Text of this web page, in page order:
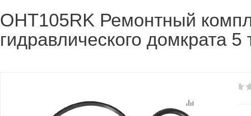
OHT105RK Ремонтный
гидравлического домкрата 5